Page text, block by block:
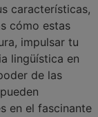
características,
cómo estas
impulsar tu
lingüística en
de las
en el fascinante